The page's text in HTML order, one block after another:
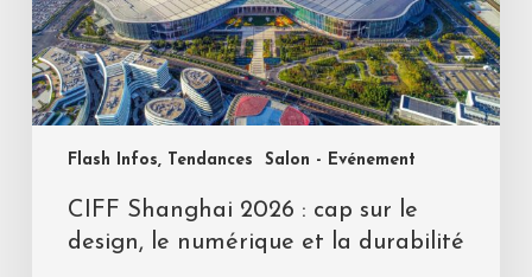
Flash Infos, Tendances Salon - Evénement
CIFF Shanghai 2026 : cap sur le
design, le numérique et la durabilité